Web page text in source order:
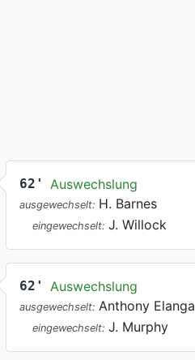
62' Auswechslung
ausgewechselt: H. Barnes
eingewechselt: J. Willock
62' Auswechslung
ausgewechselt: Anthony Elanga
eingewechselt: J. Murphy